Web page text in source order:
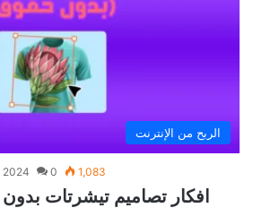
الربح من الإنترنت
2024 0 1,083
افكار تصاميم تيشرتات